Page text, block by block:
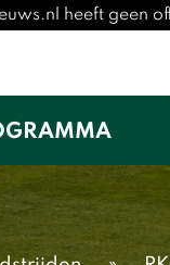
heeft geen